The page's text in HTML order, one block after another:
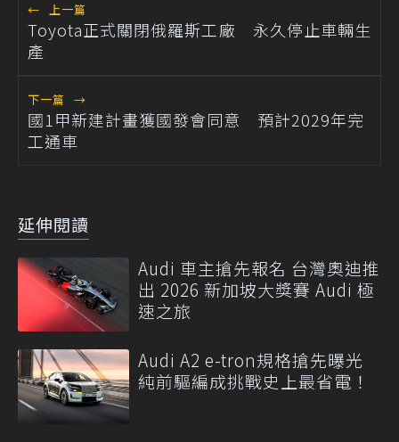
← 上一篇
Toyota正式關閉俄羅斯工廠 永久停止車輛生
產
下一篇 →
國1甲新建計畫獲國發會同意 預計2029年完
工通車
延伸閱讀
Audi 車主搶先報名 台灣奧迪推
出 2026 新加坡大獎賽 Audi 極
速之旅
Audi A2 e-tron規格搶先曝光
純前驅編成挑戰史上最省電！